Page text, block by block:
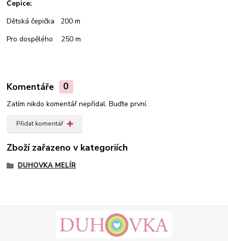
Čepice:
Dětská čepička 200 m
Pro dospělého 250 m
Komentáře 0
Zatím nikdo komentář nepřidal. Buďte první.
Přidat komentář
Zboží zařazeno v kategoriích
DUHOVKA MELÍR